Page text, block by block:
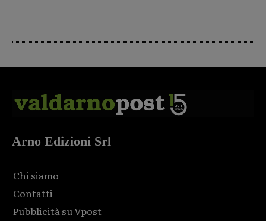
Arno Edizioni Srl
Chi siamo
Contatti
Pubblicità su Vpost